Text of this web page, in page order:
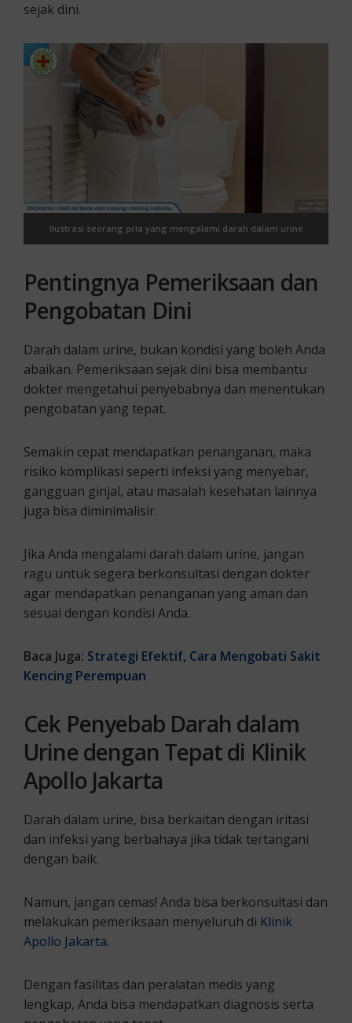
sejak dini.
Ilustrasi seorang pria yang mengalami darah dalam urine
Pentingnya Pemeriksaan dan
Pengobatan Dini
Darah dalam urine, bukan kondisi yang boleh Anda
abaikan. Pemeriksaan sejak dini bisa membantu
dokter mengetahui penyebabnya dan menentukan
pengobatan yang tepat.
Semakin cepat mendapatkan penanganan, maka
risiko komplikasi seperti infeksi yang menyebar,
gangguan ginjal, atau masalah kesehatan lainnya
juga bisa diminimalisir.
Jika Anda mengalami darah dalam urine, jangan
ragu untuk segera berkonsultasi dengan dokter
agar mendapatkan penanganan yang aman dan
sesuai dengan kondisi Anda.
Baca Juga: Strategi Efektif, Cara Mengobati Sakit
Kencing Perempuan
Cek Penyebab Darah dalam
Urine dengan Tepat di Klinik
Apollo Jakarta
Darah dalam urine, bisa berkaitan dengan iritasi
dan infeksi yang berbahaya jika tidak tertangani
dengan baik.
Namun, jangan cemas! Anda bisa berkonsultasi dan
melakukan pemeriksaan menyeluruh di Klinik
Apollo Jakarta.
Dengan fasilitas dan peralatan medis yang
lengkap, Anda bisa mendapatkan diagnosis serta